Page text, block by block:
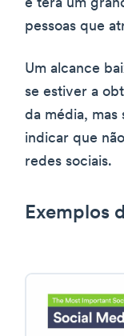
e terá um
pessoas que
Um alcance
se estiver a
da média, mas
indicar que
redes sociais.
Exemplos